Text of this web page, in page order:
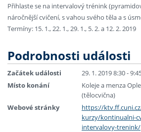
Přihlaste se na intervalový trénink
náročnější cvičení, s vahou svého těla a s
Termíny: 15. 1., 22. 1., 29. 1., 5. 2. a 12. 2. 2019
Podrobnosti události
Začátek události
29. 1. 2019 8:30 -
Místo konání
Koleje a menza
(tělocvična)
Webové stránky
https://
kurzy/kontinualni-
intervalovy-trenink/